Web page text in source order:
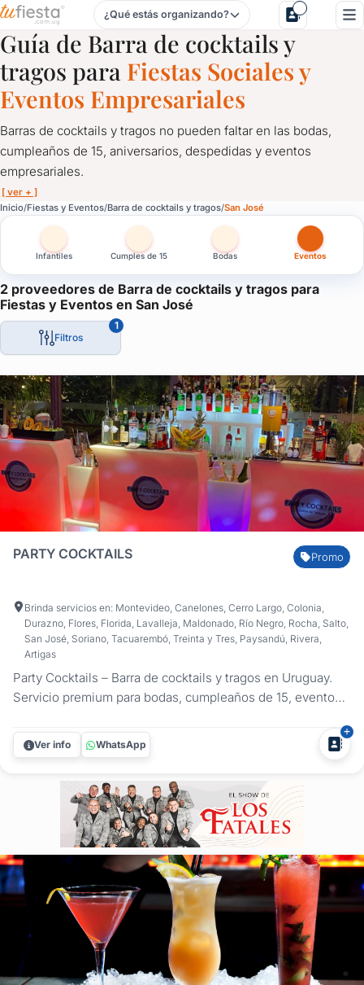
Barra de cocktails y tragos para Fiestas y Eventos en San
¿Qué estás organizando?
Guía de Barra de cocktails y
tragos para Fiestas Sociales y
Eventos Empresariales
Barras de cocktails y tragos no pueden faltar en las bodas,
cumpleaños de 15, aniversarios, despedidas y eventos
empresariales.
[ ver + ]
Inicio Fiestas y Eventos Barra de cocktails y tragos San José
Infantiles Cumples de 15 Bodas Eventos
2 proveedores de Barra de cocktails y tragos para
Fiestas y Eventos en San José
Filtros
1
PARTY COCKTAILS Promo
Brinda servicios en: Montevideo, Canelones, Cerro Largo, Colonia,
Durazno, Flores, Florida, Lavalleja, Maldonado, Río Negro, Rocha, Salto,
San José, Soriano, Tacuarembó, Treinta y Tres, Paysandú, Rivera,
Artigas
Party Cocktails – Barra de cocktails y tragos en Uruguay.
Servicio premium para bodas, cumpleaños de 15, eventos
autor. ¿Buscás profesionalismo y sabor en tu próximo
evento? Party Cocktails es la solución integral en barras
Ver info WhatsApp
Barra de cocktails y tragos para Fiestas y Eventos en San
Barras de cocktails y tragos no pueden faltar en las bodas,
Una solución ideal para que tus invitados tengan libertad al
Solicitá cotización a proveedores de cocktails y tragos en tu
Ideal para casamientos, bodas, eventos empresariales y de fin